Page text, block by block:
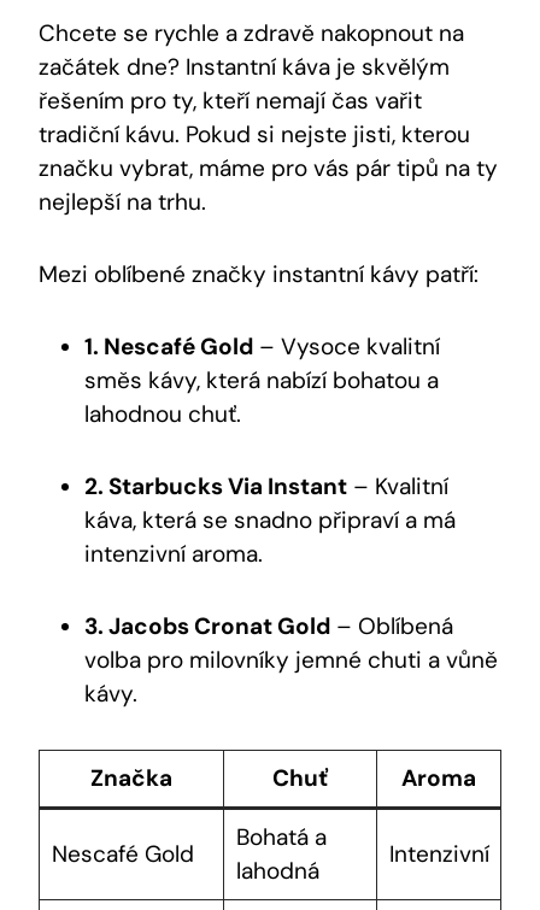
Chcete se rychle a zdravě nakopnout na
začátek dne? Instantní káva je skvělým
řešením pro ty, kteří nemají čas vařit
tradiční kávu. Pokud si nejste jisti, kterou
značku vybrat, máme pro vás pár tipů na ty
nejlepší na trhu.
Mezi oblíbené značky instantní kávy patří:
1. Nescafé Gold – Vysoce kvalitní
směs kávy, která nabízí bohatou a
lahodnou chuť.
2. Starbucks Via Instant – Kvalitní
káva, která se snadno připraví a má
intenzivní aroma.
3. Jacobs Cronat Gold – Oblíbená
volba pro milovníky jemné chuti a vůně
kávy.
Značka Chuť Aroma
Nescafé Gold
Bohatá a
lahodná
Intenzivní